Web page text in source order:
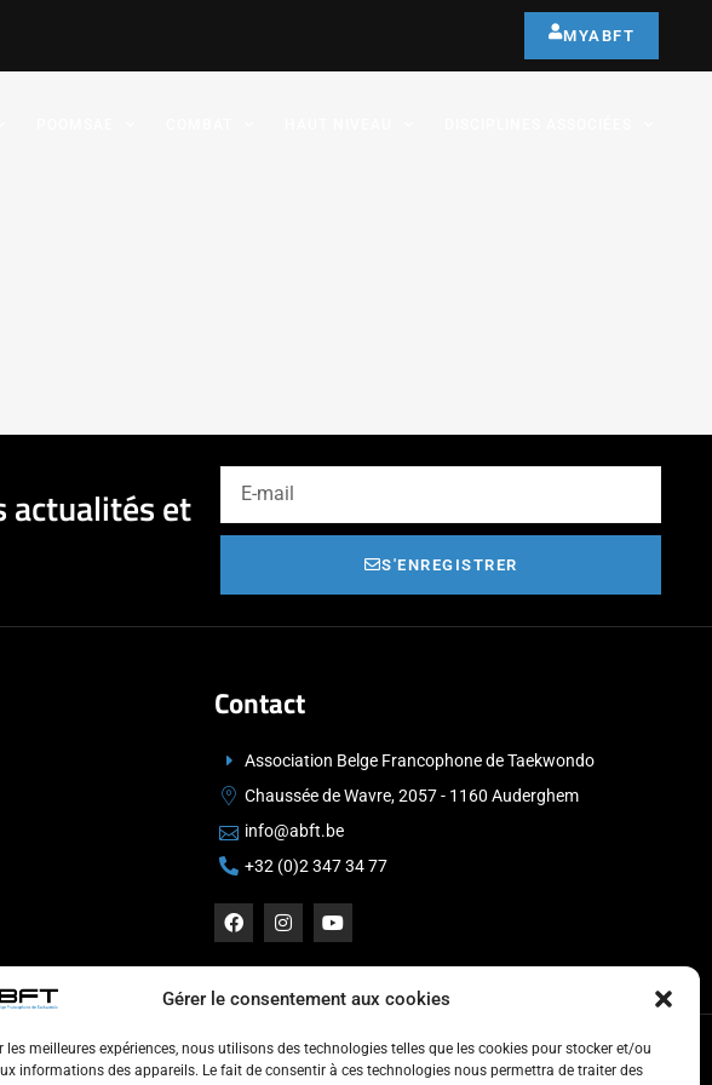
Gérer le consentement aux cookies
les meilleures expériences, nous utilisons des technologies telles que les cookies pour stocker et/ou
informations des appareils. Le fait de consentir à ces technologies nous permettra de traiter des
MYABFT
actualités et
S'ENREGISTRER
Contact
Association Belge Francophone de Taekwondo
Chaussée de Wavre, 2057 - 1160 Auderghem
info@abft.be
+32 (0)2 347 34 77